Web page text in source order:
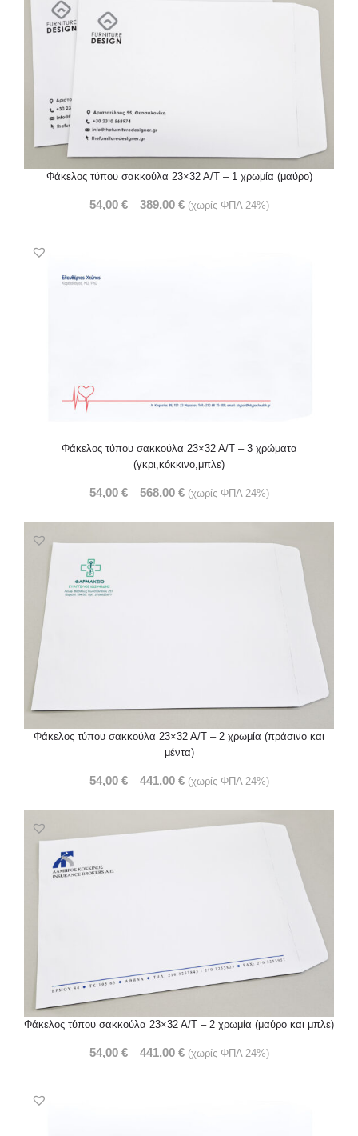
Φάκελος τύπου σακκούλα 23×32 Α/Τ – 1 χρωμία (μαύρο)
54,00 € – 389,00 € (χωρίς ΦΠΑ 24%)
Φάκελος τύπου σακκούλα 23×32 Α/Τ – 3 χρώματα
(γκρι,κόκκινο,μπλε)
54,00 € – 568,00 € (χωρίς ΦΠΑ 24%)
Φάκελος τύπου σακκούλα 23×32 Α/Τ – 2 χρωμία (πράσινο και
μέντα)
54,00 € – 441,00 € (χωρίς ΦΠΑ 24%)
Φάκελος τύπου σακκούλα 23×32 Α/Τ – 2 χρωμία (μαύρο και μπλε)
54,00 € – 441,00 € (χωρίς ΦΠΑ 24%)